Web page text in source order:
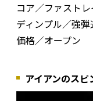
コア／ファスト
ディンプル／強
価格／オープン
アイアンのスピ